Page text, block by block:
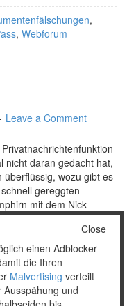
,
, Webforum
Leave a Comment
nicht daran gedacht hat,
wozu gibt es
gereggten
mit dem Nick
Nachricht: …
, Webforum
Close
einen Adblocker
die Ihren
Malvertising verteilt
und